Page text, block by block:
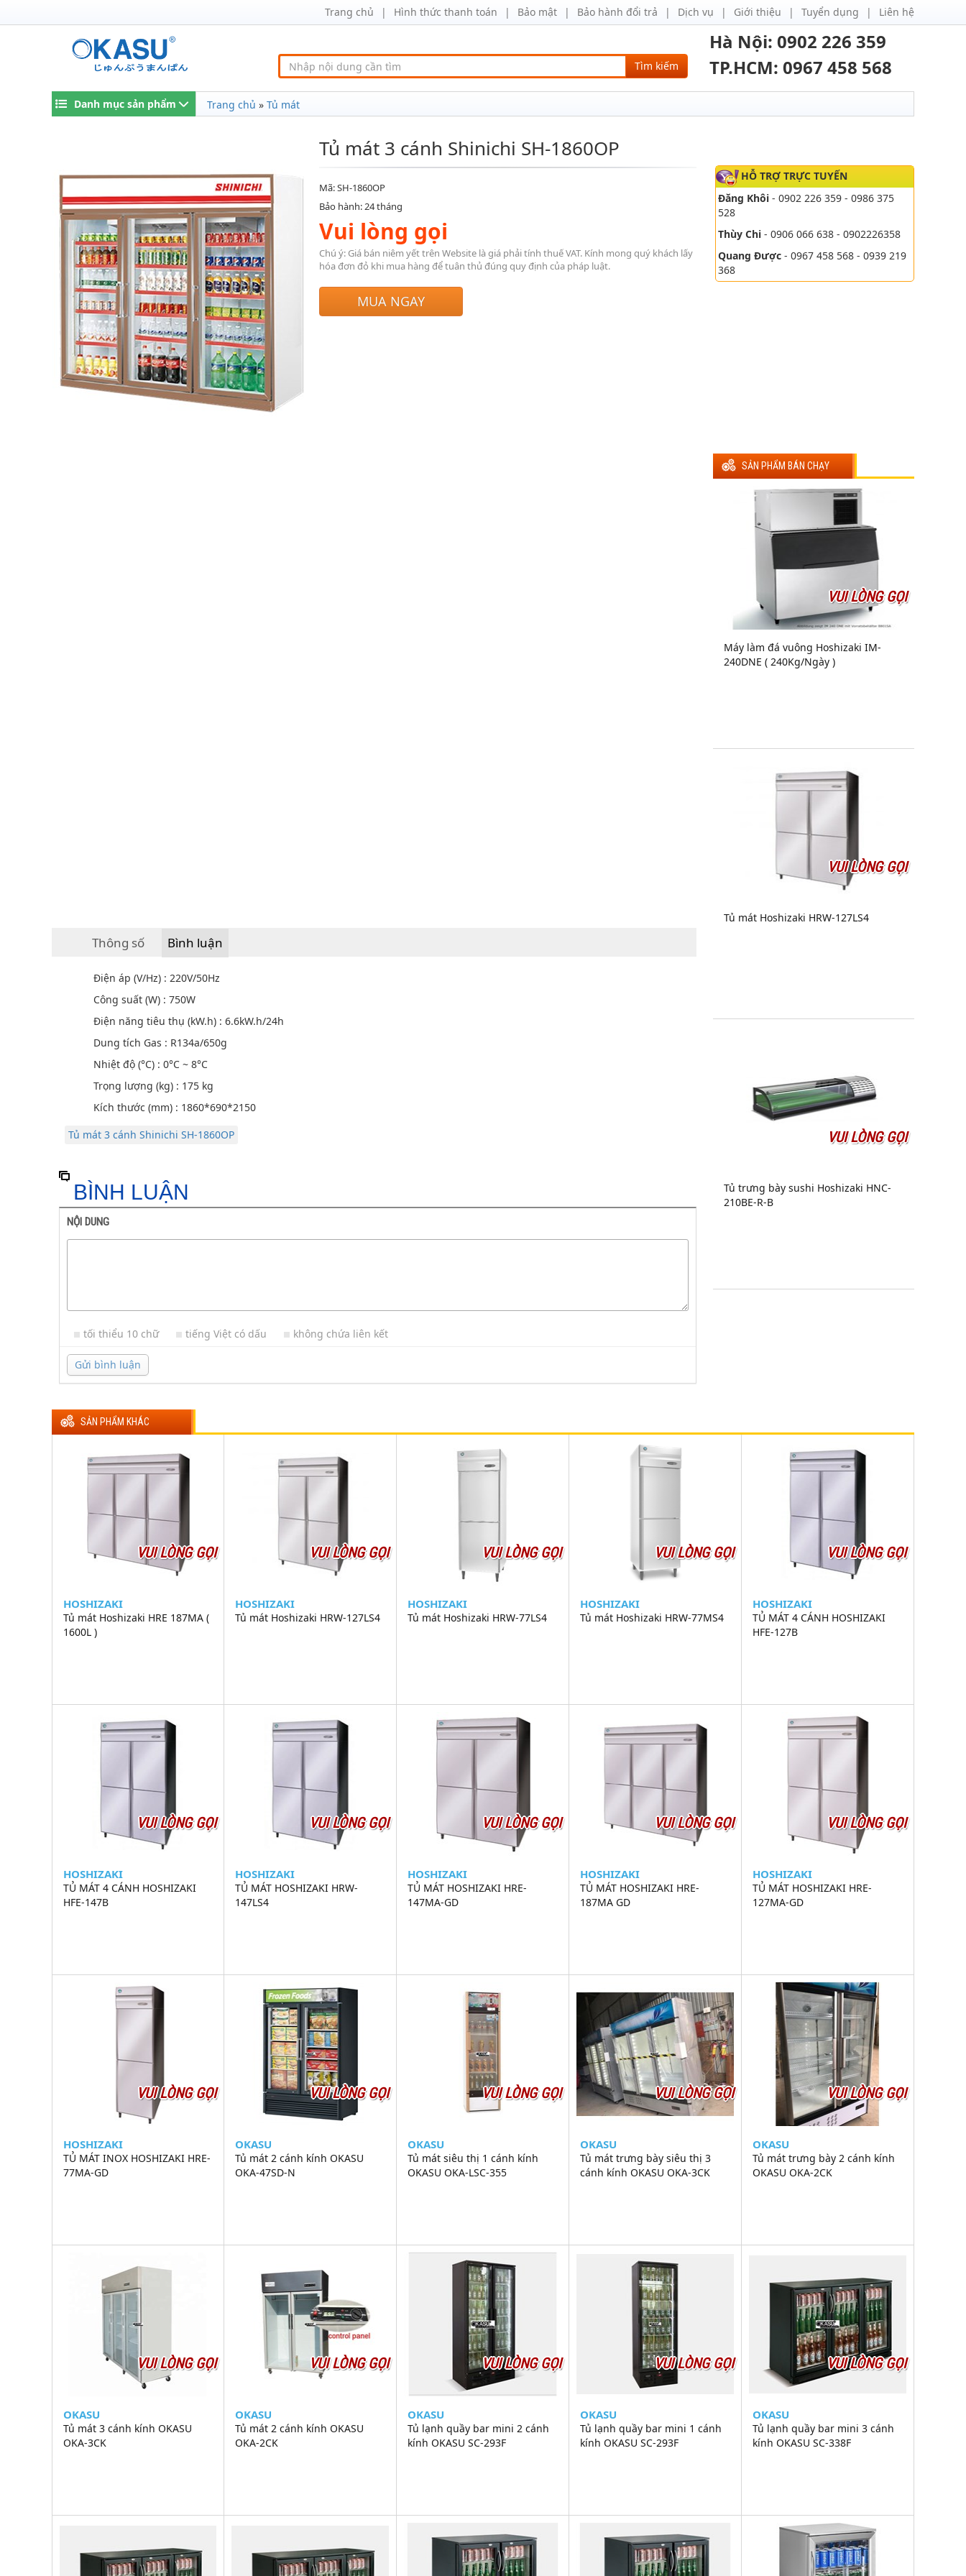
Trang chủ Hình thức thanh toán Bảo mật Bảo hành đổi trả Dịch vụ Giới thiệu Tuyển dụng Liên hệ
Tìm kiếm
Hà Nội: 0902 226 359
TP.HCM: 0967 458 568
Danh mục sản phẩm Trang chủ » Tủ mát
Tủ mát 3 cánh Shinichi SH-1860OP
HỖ TRỢ TRỰC TUYẾN
Đăng Khôi - 0902 226 359 - 0986 375
528
Thùy Chi - 0906 066 638 - 0902226358
Quang Được - 0967 458 568 - 0939 219
368
Mã: SH-1860OP
Bảo hành: 24 tháng
Vui lòng gọi
Chú ý: Giá bán niêm yết trên Website là giá phải tính thuế VAT. Kính mong quý khách lấy
hóa đơn đỏ khi mua hàng để tuân thủ đúng quy định của pháp luật.
MUA NGAY
SẢN PHẨM BÁN CHẠY
VUI LÒNG GỌI
Máy làm đá vuông Hoshizaki IM-
240DNE ( 240Kg/Ngày )
VUI LÒNG GỌI
Tủ mát Hoshizaki HRW-127LS4
VUI LÒNG GỌI
Tủ trưng bày sushi Hoshizaki HNC-
210BE-R-B
Thông số Bình luận
Điện áp (V/Hz) : 220V/50Hz
Công suất (W) : 750W
Điện năng tiêu thụ (kW.h) : 6.6kW.h/24h
Dung tích Gas : R134a/650g
Nhiệt độ (°C) : 0°C ~ 8°C
Trọng lượng (kg) : 175 kg
Kích thước (mm) : 1860*690*2150
Tủ mát 3 cánh Shinichi SH-1860OP
BÌNH LUẬN
NỘI DUNG
tối thiểu 10 chữ tiếng Việt có dấu không chứa liên kết
Gửi bình luận
SẢN PHẨM KHÁC
VUI LÒNG GỌI
HOSHIZAKI
Tủ mát Hoshizaki HRE 187MA (
1600L )
VUI LÒNG GỌI
HOSHIZAKI
Tủ mát Hoshizaki HRW-127LS4
VUI LÒNG GỌI
HOSHIZAKI
Tủ mát Hoshizaki HRW-77LS4
VUI LÒNG GỌI
HOSHIZAKI
Tủ mát Hoshizaki HRW-77MS4
VUI LÒNG GỌI
HOSHIZAKI
TỦ MÁT 4 CÁNH HOSHIZAKI
HFE-127B
VUI LÒNG GỌI
HOSHIZAKI
TỦ MÁT 4 CÁNH HOSHIZAKI
HFE-147B
VUI LÒNG GỌI
HOSHIZAKI
TỦ MÁT HOSHIZAKI HRW-
147LS4
VUI LÒNG GỌI
HOSHIZAKI
TỦ MÁT HOSHIZAKI HRE-
147MA-GD
VUI LÒNG GỌI
HOSHIZAKI
TỦ MÁT HOSHIZAKI HRE-
187MA GD
VUI LÒNG GỌI
HOSHIZAKI
TỦ MÁT HOSHIZAKI HRE-
127MA-GD
VUI LÒNG GỌI
HOSHIZAKI
TỦ MÁT INOX HOSHIZAKI HRE-
77MA-GD
VUI LÒNG GỌI
OKASU
Tủ mát 2 cánh kính OKASU
OKA-47SD-N
VUI LÒNG GỌI
OKASU
Tủ mát siêu thị 1 cánh kính
OKASU OKA-LSC-355
VUI LÒNG GỌI
OKASU
Tủ mát trưng bày siêu thị 3
cánh kính OKASU OKA-3CK
VUI LÒNG GỌI
OKASU
Tủ mát trưng bày 2 cánh kính
OKASU OKA-2CK
VUI LÒNG GỌI
OKASU
Tủ mát 3 cánh kính OKASU
OKA-3CK
VUI LÒNG GỌI
OKASU
Tủ mát 2 cánh kính OKASU
OKA-2CK
VUI LÒNG GỌI
OKASU
Tủ lạnh quầy bar mini 2 cánh
kính OKASU SC-293F
VUI LÒNG GỌI
OKASU
Tủ lạnh quầy bar mini 1 cánh
kính OKASU SC-293F
VUI LÒNG GỌI
OKASU
Tủ lạnh quầy bar mini 3 cánh
kính OKASU SC-338F